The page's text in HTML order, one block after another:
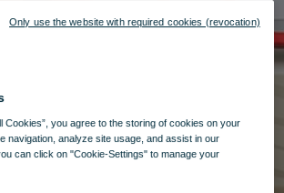
Cookies”, you agree to the storing of cookies on your
navigation, analyze site usage, and assist in our
can click on "Cookie-Settings" to manage your
Only use the website with required cookies (revocation)